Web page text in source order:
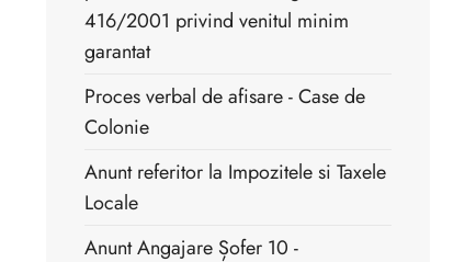
416/2001 privind venitul minim
garantat
Proces verbal de afisare - Case de
Colonie
Anunt referitor la Impozitele si Taxele
Locale
Anunt Angajare Șofer 10 -